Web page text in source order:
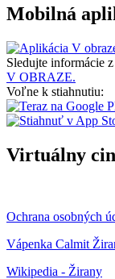
Mobilná
Sledujte informácie
V OBRAZE.
Voľne k stiahnutiu:
Virtuálny
Ochrana osobných
Vápenka Calmit
Wikipedia - Žirany